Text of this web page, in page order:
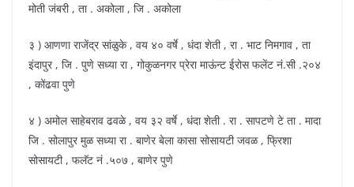
मोती जंबरी , ता . अकोला , जि . अकोला
३ ) आणणा राजेंद्र सांळुके , वय ४० वर्षे , धंदा शेती , रा . भाट निमगाव , ता
इंदापुर , जि . पुणे सध्या रा , गोकुळनगर प्रेरा माऊंन्ट ईरोस फलेंट नं.सी .२०४
, कोंढवा पुणे
४ ) अमोल साहेबराव ढवळे , वय ३२ वर्षे , धंदा शेती . रा . सापटणे टे ता . मादा
जि . सोलापुर मुळ सध्या रा . बाणेर बेला कासा सोसायटी जवळ , फ्रिशा
सोसायटी , फलॅट नं .५०७ , बाणेर पुणे